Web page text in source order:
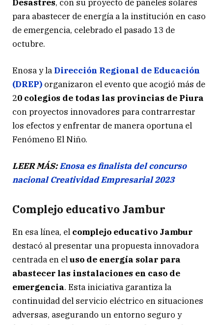
Desastres, con su proyecto de paneles solares
para abastecer de energía a la institución en caso
de emergencia, celebrado el pasado 13 de
octubre.
Enosa y la Dirección Regional de Educación
(DREP) organizaron el evento que acogió más de
20 colegios de todas las provincias de Piura
con proyectos innovadores para contrarrestar
los efectos y enfrentar de manera oportuna el
Fenómeno El Niño.
LEER MÁS:Enosa es finalista del concurso
nacional Creatividad Empresarial 2023
Complejo educativo Jambur
En esa línea, el complejo educativo Jambur
destacó al presentar una propuesta innovadora
centrada en eluso de energía solar para
abastecer las instalaciones en caso de
emergencia. Esta iniciativa garantiza la
continuidad del servicio eléctrico en situaciones
adversas, asegurando un entorno seguro y